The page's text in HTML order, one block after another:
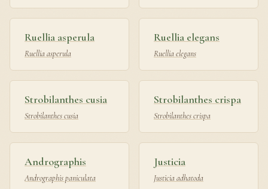
Ruellia asperula
Ruellia asperula
Ruellia elegans
Ruellia elegans
Strobilanthes cusia
Strobilanthes cusia
Strobilanthes crispa
Strobilanthes crispa
Andrographis
Andrographis paniculata
Justicia
Justicia adhatoda